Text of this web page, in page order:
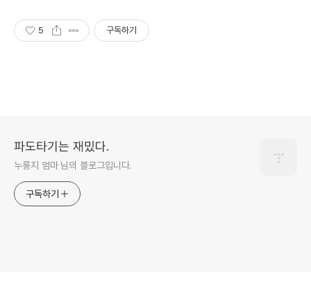
한휴식
5 구독하기
파도타기는 재밌다.
누룽지 엄마 님의 블로그입니다.
구독하기